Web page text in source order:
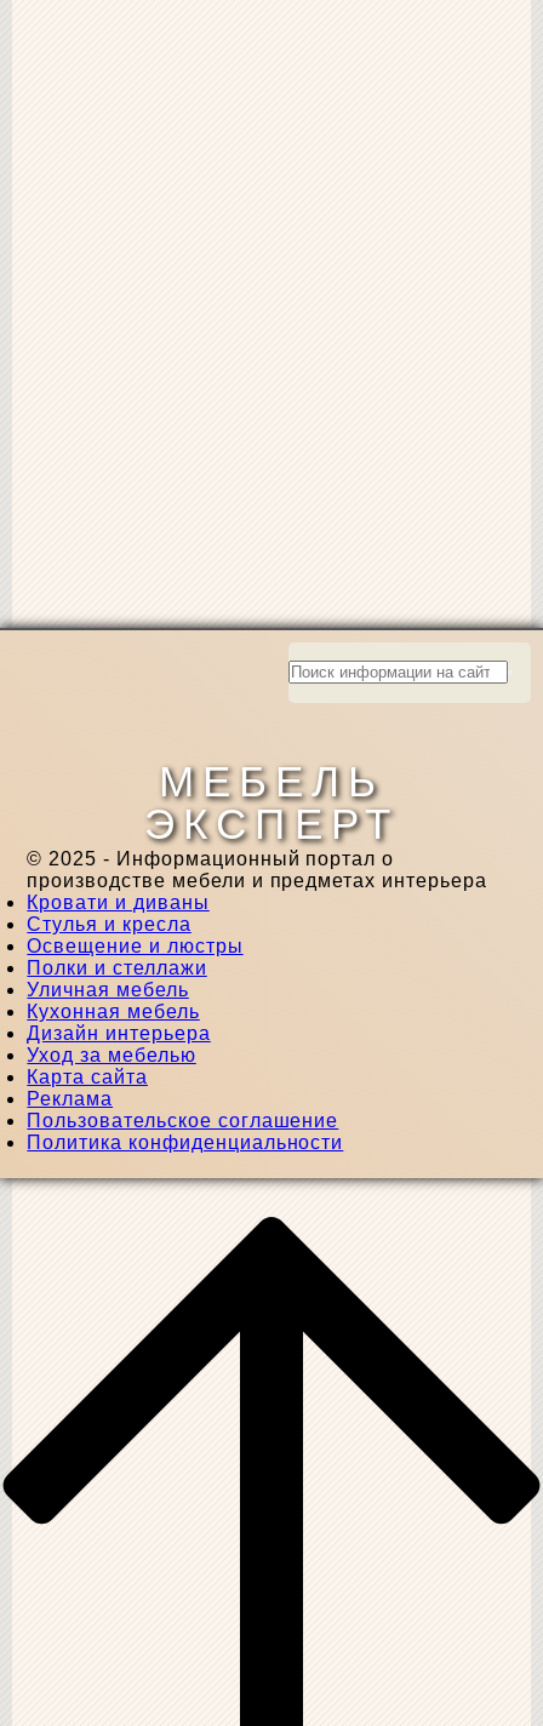
МЕБЕЛЬ
ЭКСПЕРТ
© 2025 - Информационный портал о
производстве мебели и предметах интерьера
Кровати и диваны
Стулья и кресла
Освещение и люстры
Полки и стеллажи
Уличная мебель
Кухонная мебель
Дизайн интерьера
Уход за мебелью
Карта сайта
Реклама
Пользовательское соглашение
Политика конфиденциальности